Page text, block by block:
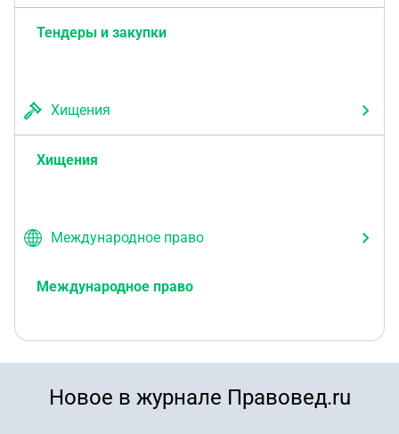
Тендеры и закупки
Хищения
Хищения
Международное право
Международное право
Новое в журнале Правовед.ru